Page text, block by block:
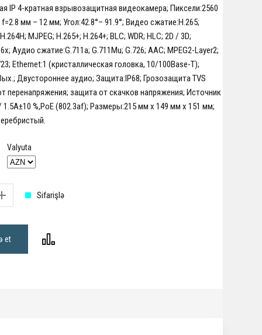
Valyuta
Sifarişlə
et
IP 4-кратная взрывозащитная видеокамера; Пиксели:2560
мм – 12 мм; Угол:42.8°– 91.9°; Видео сжатие:H.265;
MJPEG; H.265+; H.264+; BLC; WDR; HLC; 2D / 3D;
Аудио сжатие:G.711a; G.711Mu; G.726; AAC; MPEG2-Layer2;
Ethernet:1 (кристаллическая головка, 10/100Base-T);
Двустороннее аудио; Защита:IP68; Грозозащита TVS
перенапряжения; защита от скачков напряжения; Источник
1.5A±10 %,PoE (802.3af); Размеры:215 мм x 149 мм x 151 мм;